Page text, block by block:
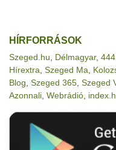
HÍRFORRÁSOK
Szeged.hu Délmagyar, 444
Hírextra Szeged Ma
Blog Szeged 365 Szeged
Azonnali Webrádió